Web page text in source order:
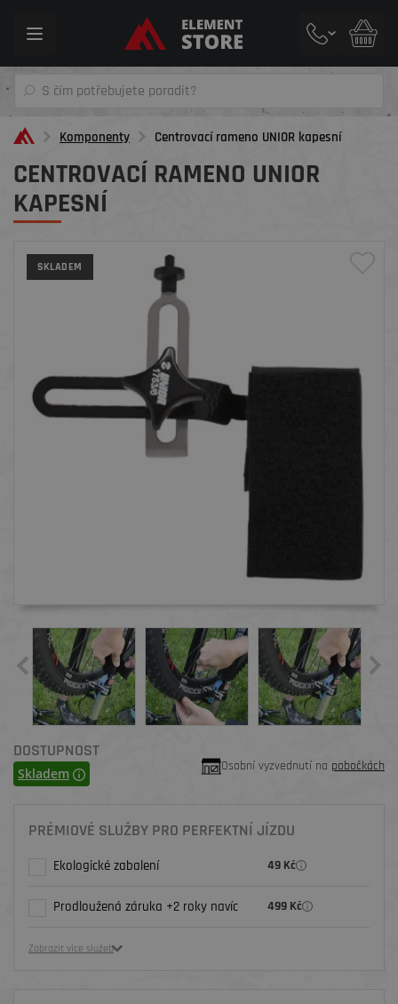
Toggle
Komponenty Centrovací rameno UNIOR kapesní
CENTROVACÍ RAMENO UNIOR
KAPESNÍ
SKLADEM
DOSTUPNOST
Skladem Osobní vyzvednutí na pobočkách
PRÉMIOVÉ SLUŽBY PRO PERFEKTNÍ JÍZDU
Ekologické zabalení 49 Kč
Prodloužená záruka +2 roky navíc 499 Kč
Zobrazit více služeb